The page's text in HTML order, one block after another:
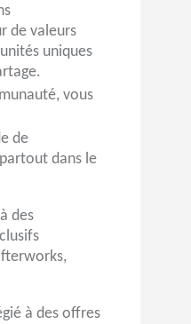
de valeurs
uniques
vous
de
dans le
des
à des offres